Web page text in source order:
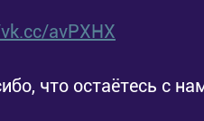
avPXHX
что остаётесь с